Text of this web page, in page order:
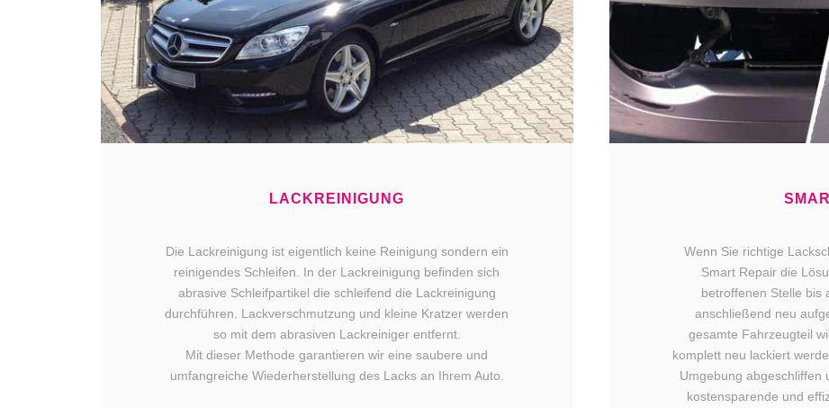
LACKREINIGUNG
Die Lackreinigung ist eigentlich keine Reinigung sondern ein
reinigendes Schleifen. In der Lackreinigung befinden sich
abrasive Schleifpartikel die schleifend die Lackreinigung
durchführen. Lackverschmutzung und kleine Kratzer werden
so mit dem abrasiven Lackreiniger entfernt.
Mit dieser Methode garantieren wir eine saubere und
umfangreiche Wiederherstellung des Lacks an Ihrem Auto.
Wenn Sie richtige
Smart Repair die
betroffenen Stelle bis
anschließend neu
gesamte Fahrzeugteil
komplett neu lackiert
Umgebung abgeschliffen
kostensparende und